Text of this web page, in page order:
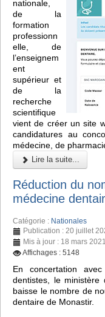
nationale,
de la
formation
professionn
elle, de
l’enseignem
ent
supérieur et
de la
recherche
scientifique
vient de créer un site
candidatures au
médecine, de
Lire la suite...
Réduction du
médecine
Catégorie : Nationales
Publication : 20 juillet
Mis à jour : 18 mars 2021
Affichages : 5148
En concertation
dentistes, le ministère
baisse le nombre de
dentaire de Monastir.